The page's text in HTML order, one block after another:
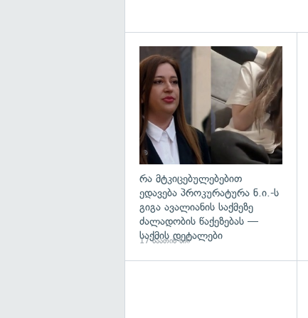
რა მტკიცებულებებით
ედავება პროკურატურა ნ.ი.-ს
გიგა ავალიანის საქმეზე
ძალადობის წაქეზებას —
საქმის დეტალები
17 საათის წინ